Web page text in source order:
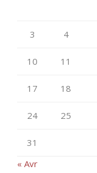
3 4
10 11
17 18
24 25
31
« Avr